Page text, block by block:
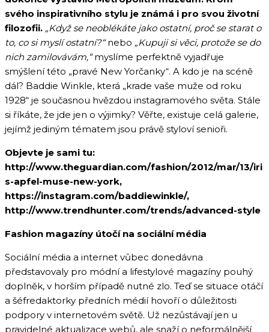
svého inspirativního stylu je známá i pro svou životní
filozofii. „Když se neoblékáte jako ostatní, proč se starat o
to, co si myslí ostatní?“nebo „Kupuji si věci, protože se do
nich zamilovávám,“myslíme perfektně vyjadřuje
smýšlení této „pravé New Yorčanky“. A kdo je na scéně
dál? Baddie Winkle, která „krade vaše muže od roku
1928“ je současnou hvězdou instagramového světa. Stále
si říkáte, že jde jen o výjimky? Věřte, existuje celá galerie,
jejímž jediným tématem jsou právě styloví senioři.
Objevte je sami tu:
http://www.theguardian.com/fashion/2012/mar/13/iri
s-apfel-muse-new-york,
https://instagram.com/baddiewinkle/,
http://www.trendhunter.com/trends/advanced-style
Fashion magazíny útočí na sociální média
Sociální média a internet vůbec donedávna
představovaly pro módní a lifestylové magazíny pouhý
doplněk, v horším případě nutné zlo. Teď se situace otáčí
a šéfredaktorky předních médií hovoří o důležitosti
podpory v internetovém světě. Už nezůstávají jen u
pravidelné aktualizace webů, ale snaží o neformálnější